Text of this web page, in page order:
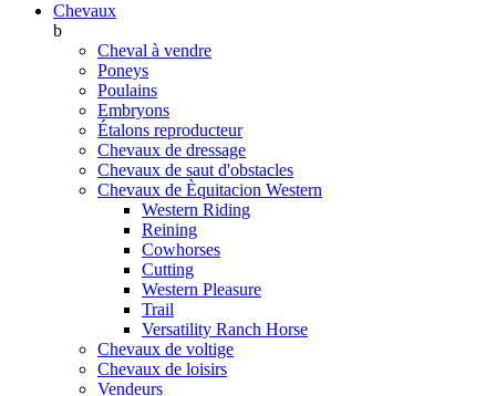
Chevaux
b
Cheval à vendre
Poneys
Poulains
Embryons
Étalons reproducteur
Chevaux de dressage
Chevaux de saut d'obstacles
Chevaux de Èquitacion Western
Western Riding
Reining
Cowhorses
Cutting
Western Pleasure
Trail
Versatility Ranch Horse
Chevaux de voltige
Chevaux de loisirs
Vendeurs